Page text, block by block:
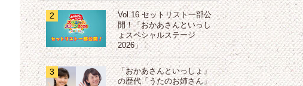
2
Vol.16 セットリスト一部公
開！「おかあさんといっし
ょスペシャルステージ
2026」
3
「おかあさんといっしょ」
の歴代「うたのお姉さん」